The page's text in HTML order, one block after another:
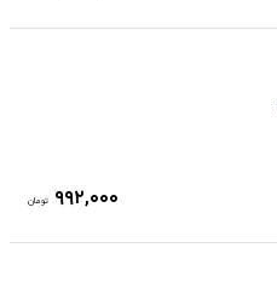
۹۹۲,۰۰۰ تومان